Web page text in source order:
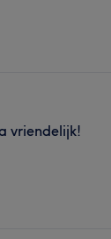
vriendelijk!